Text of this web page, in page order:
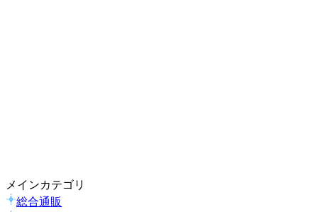
メインカテゴリ
総合通販